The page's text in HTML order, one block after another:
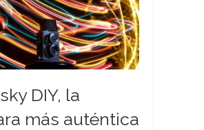
DIY, la
más auténtica